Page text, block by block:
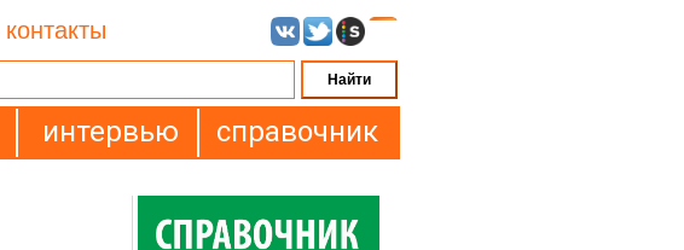
контакты
интервью справочник